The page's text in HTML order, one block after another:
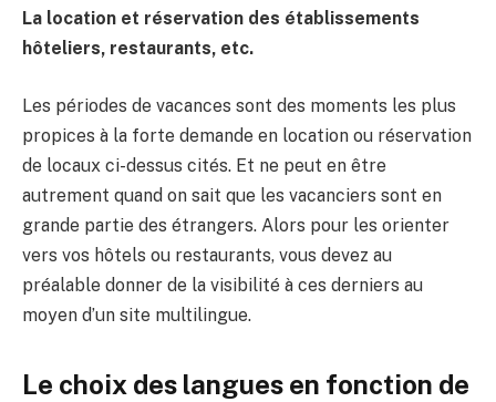
La location et réservation des établissements
hôteliers, restaurants, etc.
Les périodes de vacances sont des moments les plus
propices à la forte demande en location ou réservation
de locaux ci-dessus cités. Et ne peut en être
autrement quand on sait que les vacanciers sont en
grande partie des étrangers. Alors pour les orienter
vers vos hôtels ou restaurants, vous devez au
préalable donner de la visibilité à ces derniers au
moyen d’un site multilingue.
Le choix des langues en fonction de